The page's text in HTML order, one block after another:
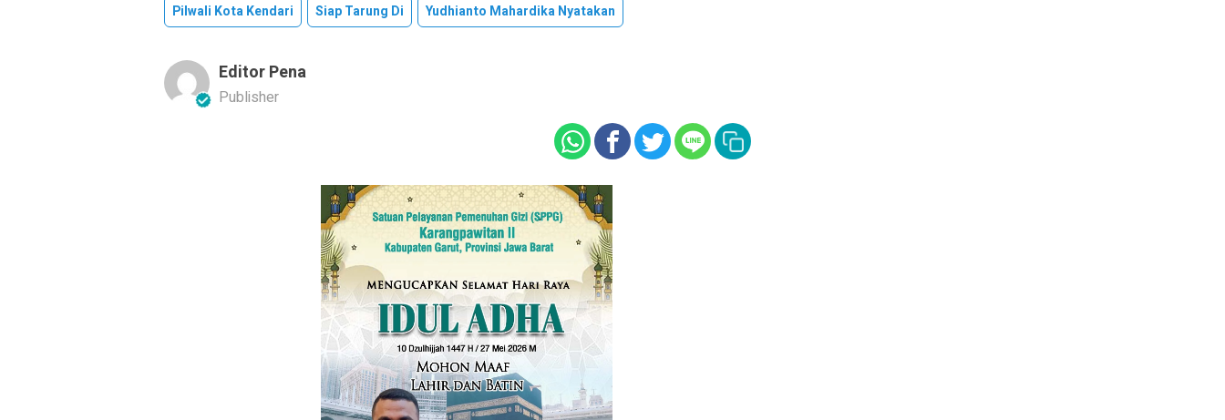
Pilwali Kota Kendari Siap Tarung Di Yudhianto Mahardika Nyatakan
Editor Pena
Publisher